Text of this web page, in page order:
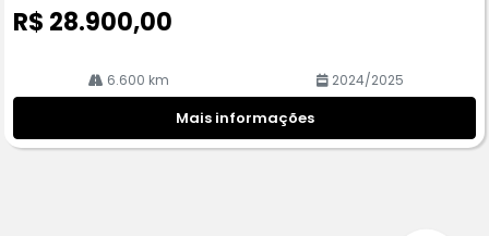
R$ 28.900,00
6.600 km 2024/2025
Mais informações